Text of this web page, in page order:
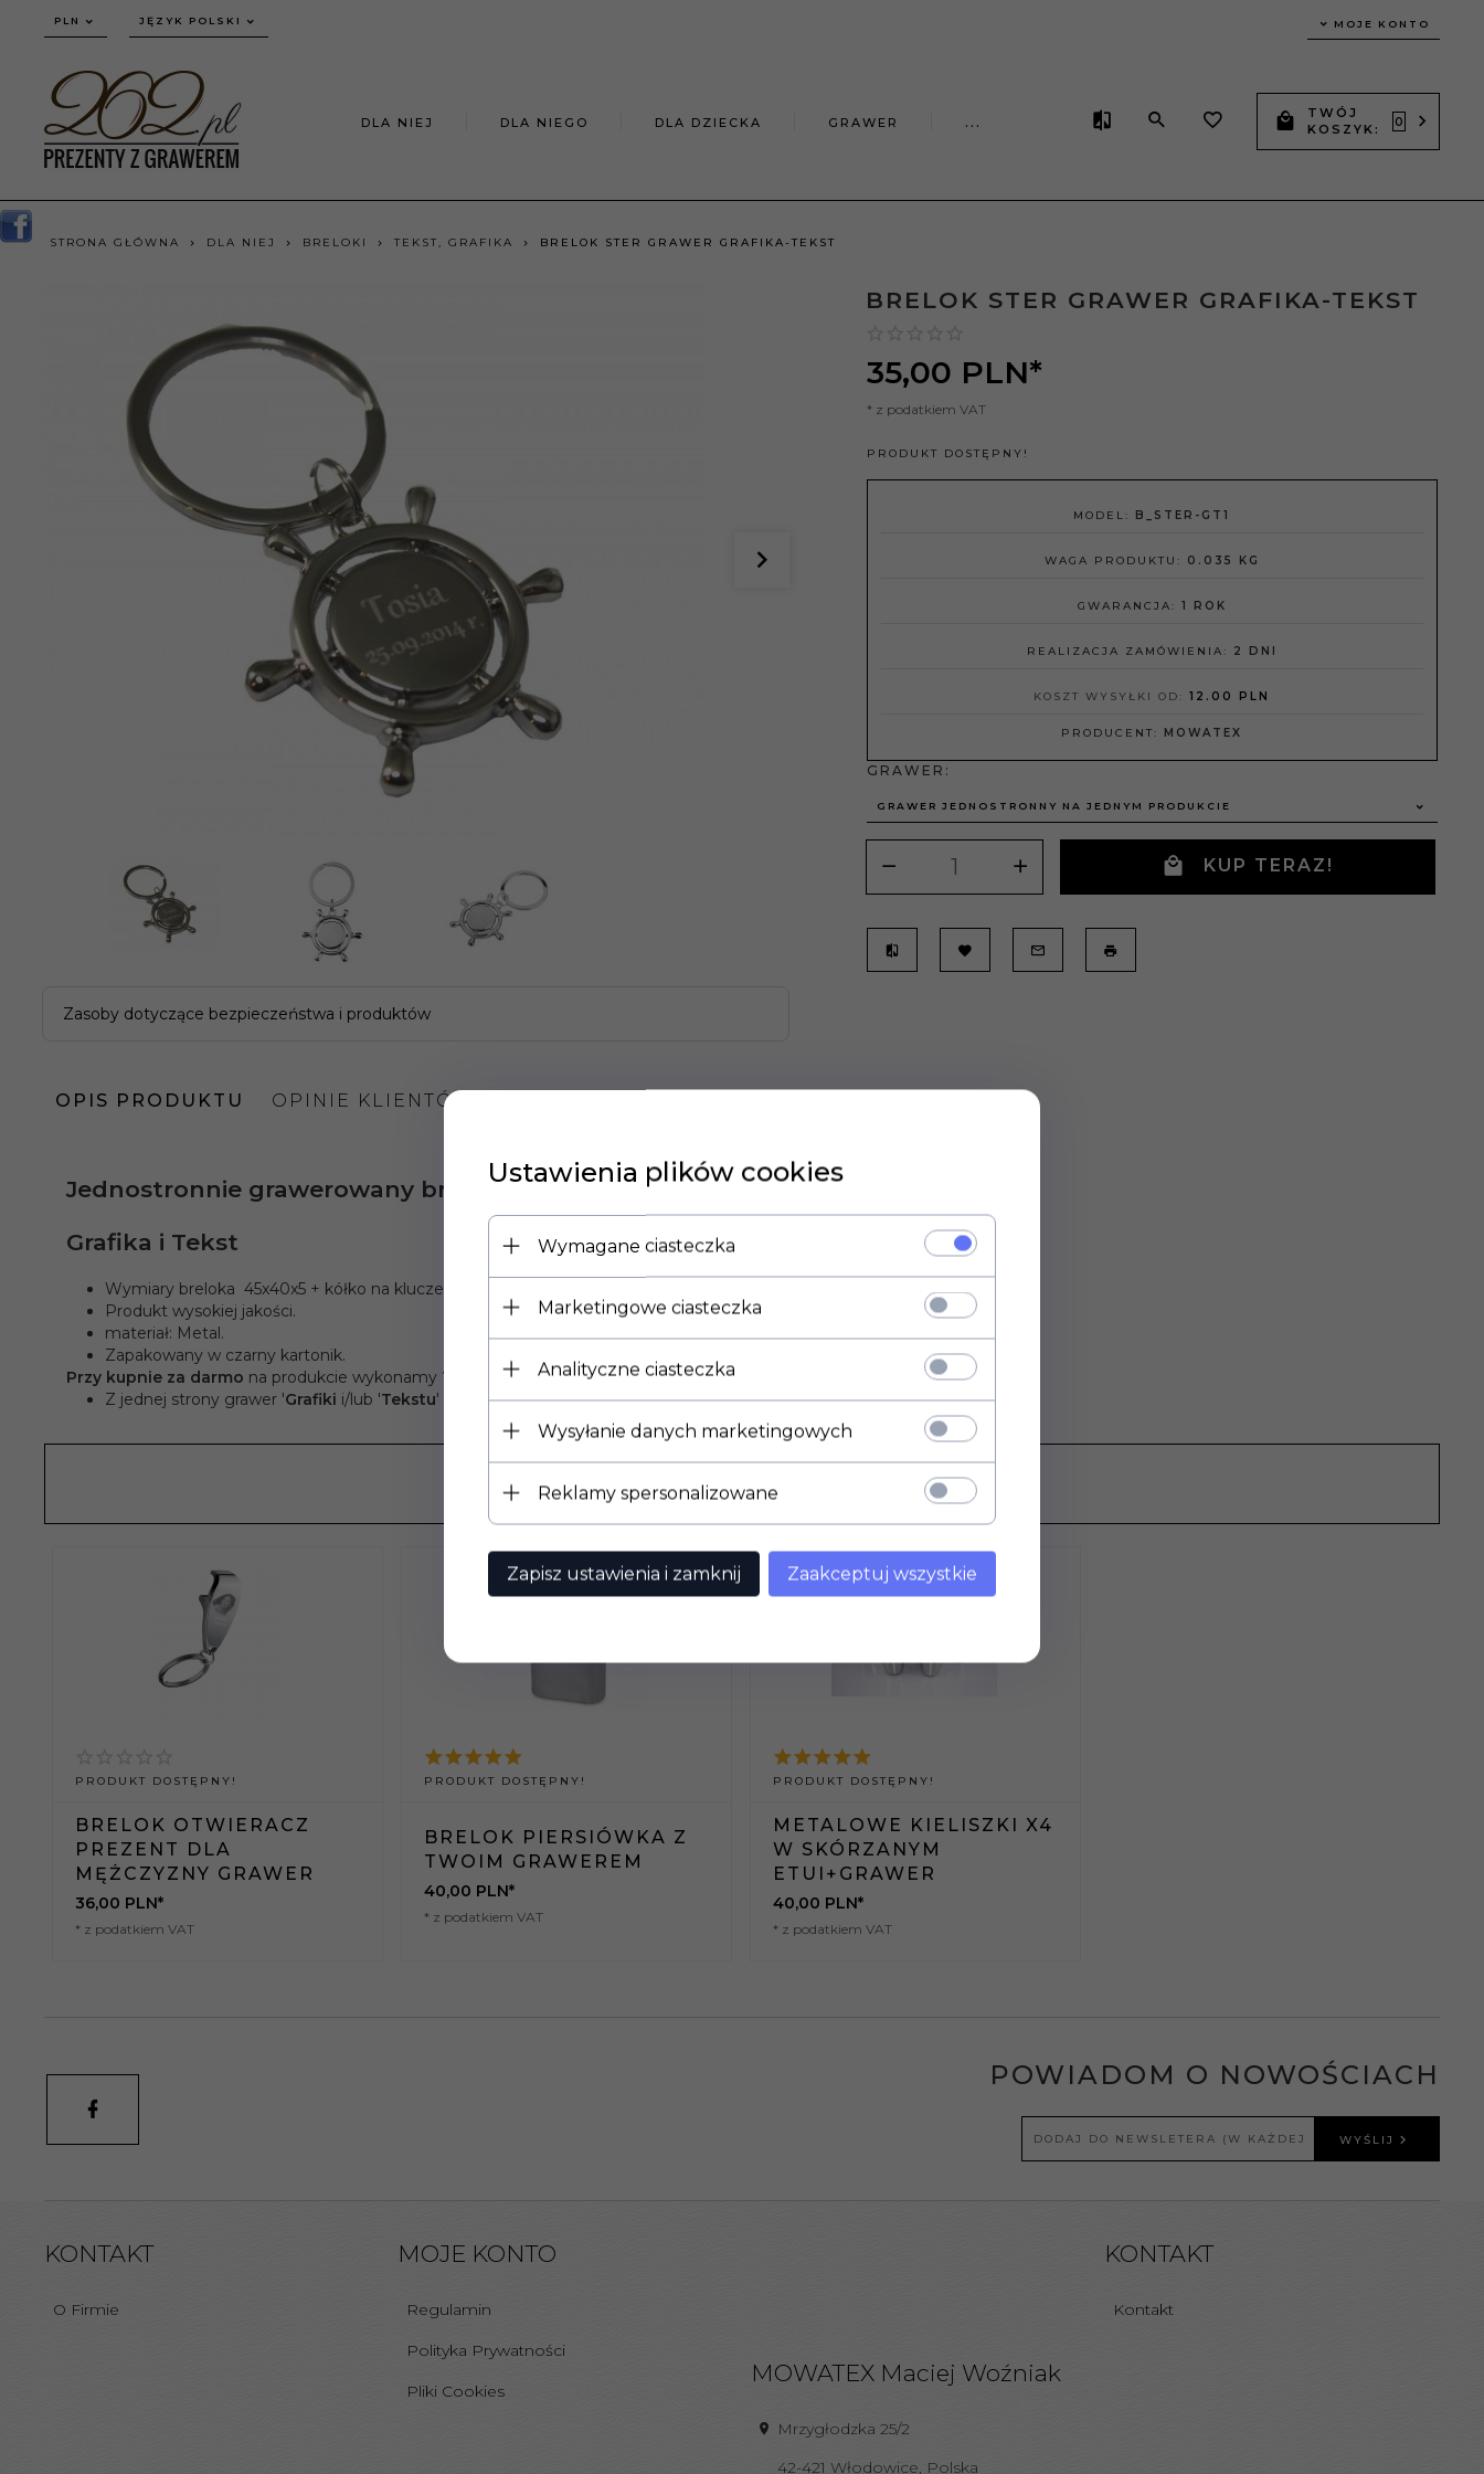
currency_h
PLN JĘZYK POLSKI MOJE KONTO
DLA NIEJ DLA NIEGO DLA DZIECKA GRAWER ...
TWÓJ
KOSZYK:
0
STRONA GŁÓWNA DLA NIEJ BRELOKI TEKST, GRAFIKA BRELOK STER GRAWER GRAFIKA-TEKST
Zasoby dotyczące bezpieczeństwa i produktów
BRELOK STER GRAWER GRAFIKA-TEKST
35,00 PLN*
* z podatkiem VAT
PRODUKT DOSTĘPNY!
MODEL: B_STER-GT1
WAGA PRODUKTU: 0.035 KG
GWARANCJA: 1 ROK
REALIZACJA ZAMÓWIENIA: 2 DNI
KOSZT WYSYŁKI OD:12.00 PLN
PRODUCENT: MOWATEX
GRAWER:
GRAWER JEDNOSTRONNY NA JEDNYM PRODUKCIE
KUP TERAZ!
OPIS PRODUKTU OPINIE KLIENTÓW
Jednostronnie grawerowany brelok w kształcie Steru statku Grawerem
Grafika i Tekst
Wymiary breloka 45x40x5 + kółko na klucze 35 mm średnicy
Produkt wysokiej jakości.
materiał: Metal.
Zapakowany w czarny kartonik.
Przy kupnie za darmo na produkcie wykonamy Twój jednostronny Grawermechaniczny:
Z jednej strony grawer 'Grafiki i/lub 'Tekstu' ok 40 znaków
POLECAMY
PRODUKT DOSTĘPNY!
BRELOK OTWIERACZ
PREZENT DLA
MĘŻCZYZNY GRAWER
36,00 PLN*
* z podatkiem VAT
PRODUKT DOSTĘPNY!
BRELOK PIERSIÓWKA Z
TWOIM GRAWEREM
40,00 PLN*
* z podatkiem VAT
PRODUKT DOSTĘPNY!
METALOWE KIELISZKI X4
W SKÓRZANYM
ETUI+GRAWER
40,00 PLN*
* z podatkiem VAT
POWIADOM O NOWOŚCIACH
WYŚLIJ
KONTAKT
O Firmie
MOJE KONTO
Regulamin
Polityka Prywatności
Pliki Cookies
KONTAKT
Kontakt
MOWATEX Maciej Woźniak
Mrzygłodzka 25/2
42-421 Włodowice, Polska
Ustawienia plików cookies
Wymagane ciasteczka
Marketingowe ciasteczka
Analityczne ciasteczka
Wysyłanie danych marketingowych
Reklamy spersonalizowane
Zapisz ustawienia i zamknij Zaakceptuj wszystkie